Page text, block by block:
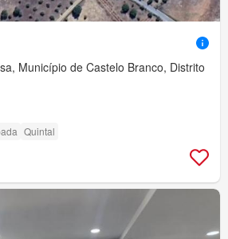
Município de Castelo Branco, Distrito
Quintal